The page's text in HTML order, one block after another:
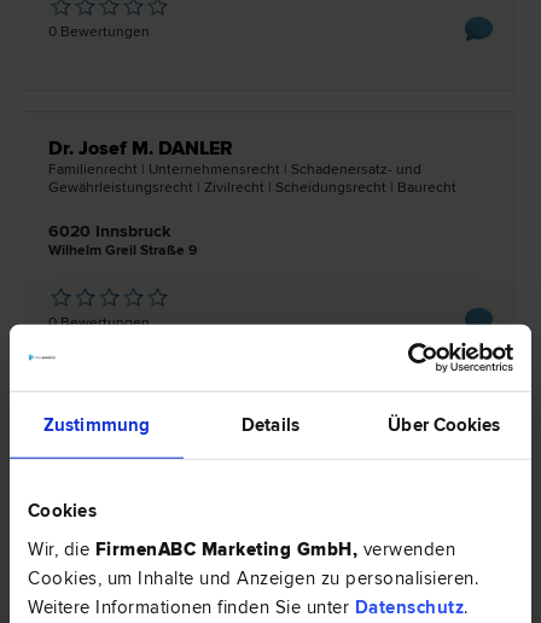
Zustimmung Details Über Cookies
Cookies
Wir, die FirmenABC Marketing GmbH, verwenden
Cookies, um Inhalte und Anzeigen zu personalisieren.
Weitere Informationen finden Sie unter Datenschutz.
0 Bewertungen
Dr. Josef M. DANLER
Familien­recht | Unternehmens­recht | Schadenersatz- und
Gewährleistungs­recht | Zivil­recht | Scheidungs­recht | Bau­recht
6020 Innsbruck
Wilhelm Greil Straße 9
0 Bewertungen
Dr. Josef PFURTSCHELLER
Liegenschafts- und Immobilien­recht | Verwaltungs­recht |
6020 Innsbruck
Templstraße 1
0 Bewertungen